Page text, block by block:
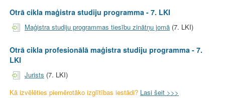
Otrā cikla maģistra studiju programma - 7. LKI
Maģistra studiju programmas tiesību zinātņu jomā (7. LKI)
Otrā cikla profesionālā maģistra studiju programma - 7.
LKI
Jurists (7. LKI)
Kā izvēlēties piemērotāko izglītības iestādi? Lasi šeit >>>